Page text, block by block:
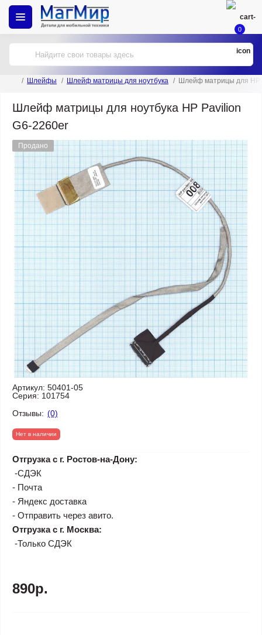
0
Шлейфы Шлейф матрицы для ноутбука Шлейф матрицы для HP
Шлейф матрицы для ноутбука HP Pavilion
G6-2260er
Продано
Артикул: 50401-05
Серия: 101754
Отзывы: (0)
Нет в наличии
Отгрузка с г. Ростов-на-Дону:
-СДЭК
- Почта
- Яндекс доставка
- Отправить через авито.
Отгрузка с г. Москва:
-Только СДЭК
890р.